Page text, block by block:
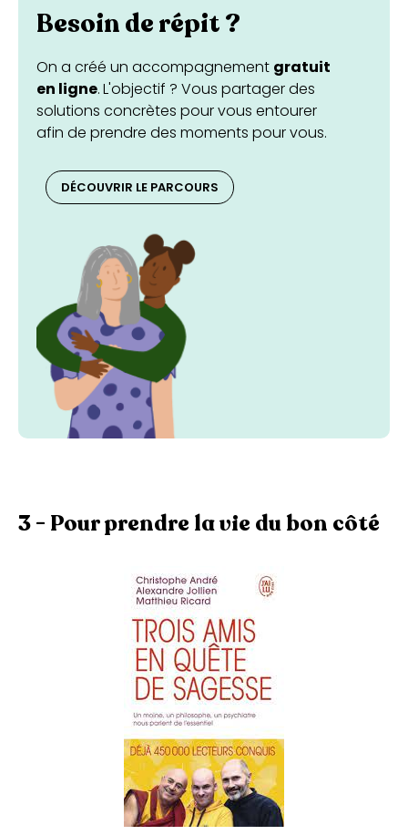
Besoin de répit ?
On a créé un accompagnement gratuit
en ligne.L'objectif ? Vous partager des
solutions concrètes pour vous entourer
afin de prendre des moments pour vous.
DÉCOUVRIR LE PARCOURS
3 - Pour prendre la vie du bon côté